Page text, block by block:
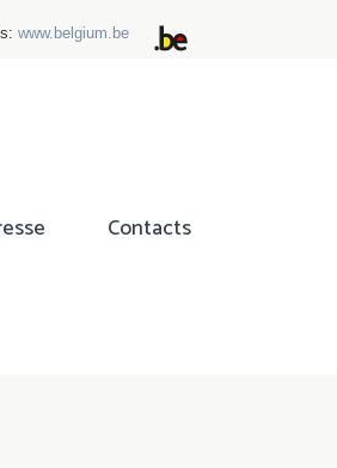
www.belgium.be
Contacts